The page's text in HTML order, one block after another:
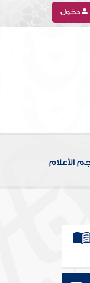
دخول
الأعلام